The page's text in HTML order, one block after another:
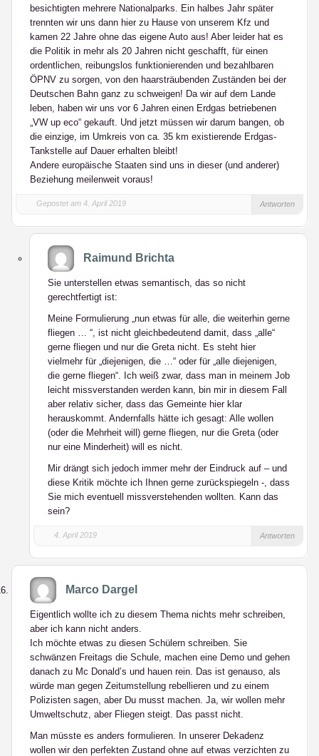
besichtigten mehrere Nationalparks. Ein halbes Jahr später
trennten wir uns dann hier zu Hause von unserem Kfz und
kamen 22 Jahre ohne das eigene Auto aus! Aber leider hat es
die Politik in mehr als 20 Jahren nicht geschafft, für einen
ordentlichen, reibungslos funktionierenden und bezahlbaren
ÖPNV zu sorgen, von den haarsträubenden Zuständen bei der
Deutschen Bahn ganz zu schweigen! Da wir auf dem Lande
leben, haben wir uns vor 6 Jahren einen Erdgas betriebenen
„VW up eco“ gekauft. Und jetzt müssen wir darum bangen, ob
die einzige, im Umkreis von ca. 35 km existierende Erdgas-
Tankstelle auf Dauer erhalten bleibt!
Andere europäische Staaten sind uns in dieser (und anderer)
Beziehung meilenweit voraus!
Gepostet am 4. April 2019 Antworten
Raimund Brichta
Sie unterstellen etwas semantisch, das so nicht
gerechtfertigt ist:
Meine Formulierung „nun etwas für alle, die weiterhin gerne
fliegen … “, ist nicht gleichbedeutend damit, dass „alle“
gerne fliegen und nur die Greta nicht. Es steht hier
vielmehr für „diejenigen, die …“ oder für „alle diejenigen,
die gerne fliegen“. Ich weiß zwar, dass man in meinem Job
leicht missverstanden werden kann, bin mir in diesem Fall
aber relativ sicher, dass das Gemeinte hier klar
herauskommt. Andernfalls hätte ich gesagt: Alle wollen
(oder die Mehrheit will) gerne fliegen, nur die Greta (oder
nur eine Minderheit) will es nicht.
Mir drängt sich jedoch immer mehr der Eindruck auf – und
diese Kritik möchte ich Ihnen gerne zurückspiegeln -, dass
Sie mich eventuell missverstehenden wollten. Kann das
sein?
4. April 2019 Antworten
Marco Dargel
Eigentlich wollte ich zu diesem Thema nichts mehr schreiben,
aber ich kann nicht anders.
Ich möchte etwas zu diesen Schülern schreiben. Sie
schwänzen Freitags die Schule, machen eine Demo und gehen
danach zu Mc Donald’s und hauen rein. Das ist genauso, als
würde man gegen Zeitumstellung rebellieren und zu einem
Polizisten sagen, aber Du musst machen. Ja, wir wollen mehr
Umweltschutz, aber Fliegen steigt. Das passt nicht.
Man müsste es anders formulieren. In unserer Dekadenz
wollen wir den perfekten Zustand ohne auf etwas verzichten zu